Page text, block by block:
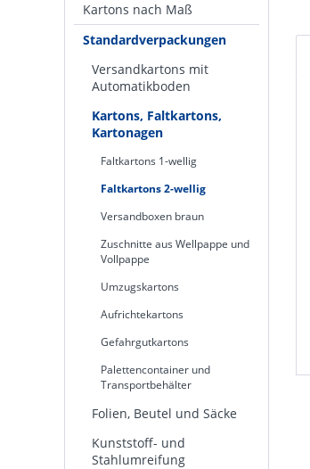
Kartons nach Maß
Standardverpackungen
Versandkartons mit
Automatikboden
Kartons, Faltkartons,
Kartonagen
Faltkartons 1-wellig
Faltkartons 2-wellig
Versandboxen braun
Zuschnitte aus Wellpappe und
Vollpappe
Umzugskartons
Aufrichtekartons
Gefahrgutkartons
Palettencontainer und
Transportbehälter
Folien, Beutel und Säcke
Kunststoff- und
Stahlumreifung